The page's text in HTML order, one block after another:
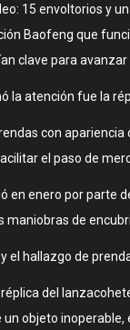
15 envoltorios y
Baofeng que
clave para
la atención fue la
con
el paso de
en enero por parte
maniobras de
el hallazgo de
del
objeto inoperable,